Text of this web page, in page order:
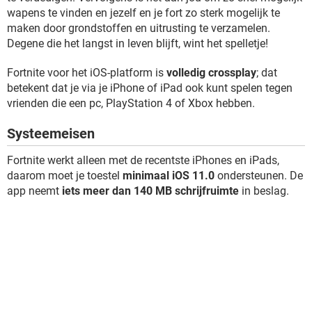
wapens te vinden en jezelf en je fort zo sterk mogelijk te
maken door grondstoffen en uitrusting te verzamelen.
Degene die het langst in leven blijft, wint het spelletje!
Fortnite voor het iOS-platform is volledig crossplay; dat
betekent dat je via je iPhone of iPad ook kunt spelen tegen
vrienden die een pc, PlayStation 4 of Xbox hebben.
Systeemeisen
Fortnite werkt alleen met de recentste iPhones en iPads,
daarom moet je toestel minimaal iOS 11.0 ondersteunen. De
app neemt iets meer dan 140 MB schrijfruimte in beslag.